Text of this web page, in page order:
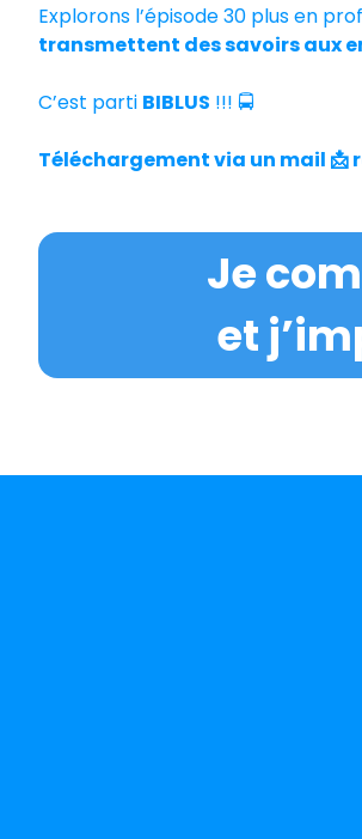
Explorons l’épisode 30 plus en
transmettent des savoirs aux
C’est parti BIBLUS !!! 🚍
Téléchargement via un mail
Je
et